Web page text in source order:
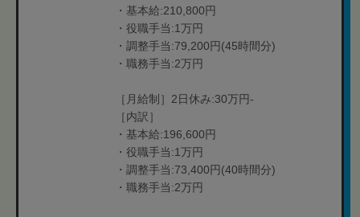
・基本給:210,800円
・役職手当:1万円
・調整手当:79,200円(45時間分)
・職務手当:2万円
［月給制］2日休み:30万円-
［内訳］
・基本給:196,600円
・役職手当:1万円
・調整手当:73,400円(40時間分)
・職務手当:2万円